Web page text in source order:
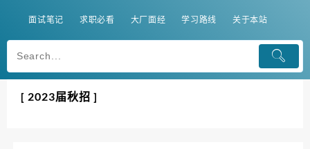
面试笔记 求职必看 大厂面经 学习路线 关于本站
[ 2023届秋招 ]